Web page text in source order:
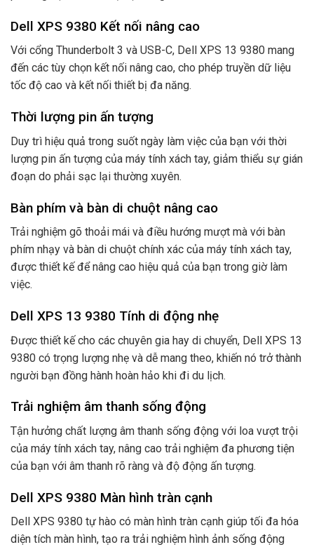
Dell XPS 9380 Kết nối nâng cao
Với cổng Thunderbolt 3 và USB-C, Dell XPS 13 9380 mang
đến các tùy chọn kết nối nâng cao, cho phép truyền dữ liệu
tốc độ cao và kết nối thiết bị đa năng.
Thời lượng pin ấn tượng
Duy trì hiệu quả trong suốt ngày làm việc của bạn với thời
lượng pin ấn tượng của máy tính xách tay, giảm thiểu sự gián
đoạn do phải sạc lại thường xuyên.
Bàn phím và bàn di chuột nâng cao
Trải nghiệm gõ thoải mái và điều hướng mượt mà với bàn
phím nhạy và bàn di chuột chính xác của máy tính xách tay,
được thiết kế để nâng cao hiệu quả của bạn trong giờ làm
việc.
Dell XPS 13 9380 Tính di động nhẹ
Được thiết kế cho các chuyên gia hay di chuyển, Dell XPS 13
9380 có trọng lượng nhẹ và dễ mang theo, khiến nó trở thành
người bạn đồng hành hoàn hảo khi đi du lịch.
Trải nghiệm âm thanh sống động
Tận hưởng chất lượng âm thanh sống động với loa vượt trội
của máy tính xách tay, nâng cao trải nghiệm đa phương tiện
của bạn với âm thanh rõ ràng và độ động ấn tượng.
Dell XPS 9380 Màn hình tràn cạnh
Dell XPS 9380 tự hào có màn hình tràn cạnh giúp tối đa hóa
diện tích màn hình, tạo ra trải nghiệm hình ảnh sống động